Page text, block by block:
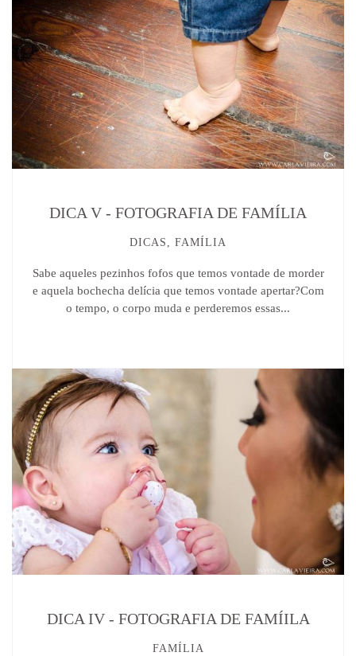
DICA V - FOTOGRAFIA DE FAMÍLIA
DICAS, FAMÍLIA
Sabe aqueles pezinhos fofos que temos vontade de morder
e aquela bochecha delícia que temos vontade apertar?Com
o tempo, o corpo muda e perderemos essas...
DICA IV - FOTOGRAFIA DE FAMÍILA
FAMÍLIA